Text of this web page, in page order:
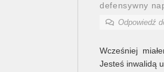
defensywny
Odpowiedź
Wcześniej
Jesteś inwalidą